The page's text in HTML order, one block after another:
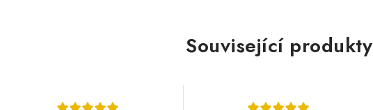
Související produkty